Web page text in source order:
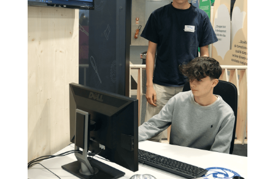
Cookies essentiels